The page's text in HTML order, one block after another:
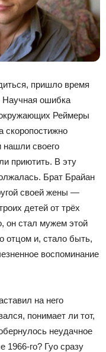
пришло время
Научная ошибка
Реймеры
скоропостижно
нашли своего
приютить. В эту
Брат Брайан
своей жены —
детей от трёх
он стал мужем этой
отцом и, стало быть,
воспоминание
на него
понимает ли тот,
неудачное
1966-го? Гуо сразу